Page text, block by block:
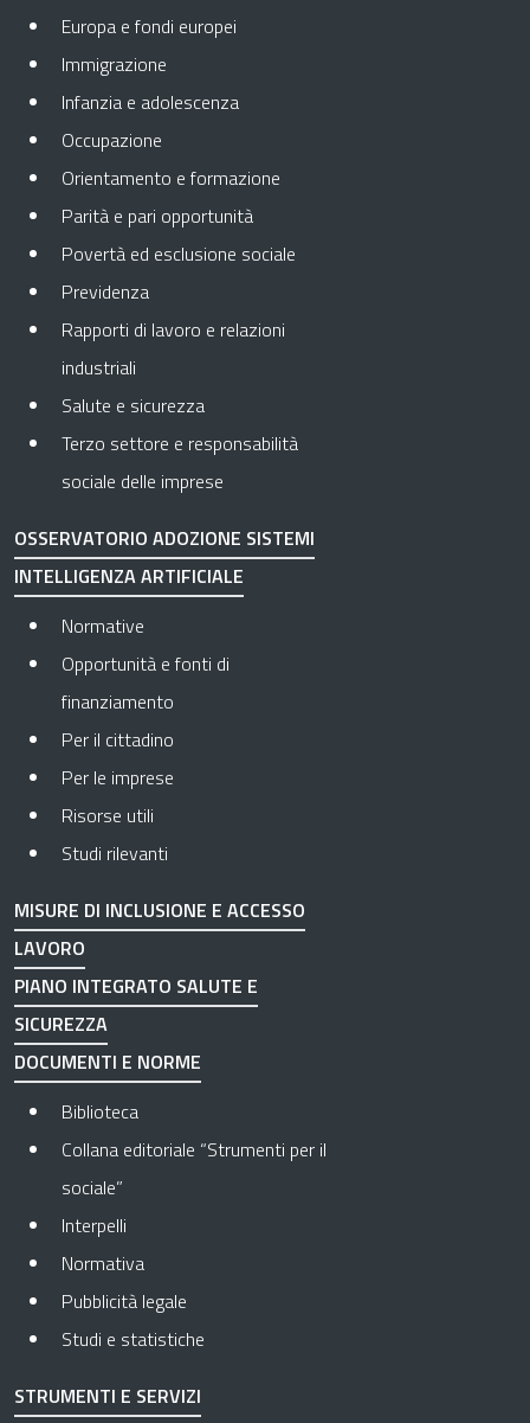
Europa e fondi europei
Immigrazione
Infanzia e adolescenza
Occupazione
Orientamento e formazione
Parità e pari opportunità
Povertà ed esclusione sociale
Previdenza
Rapporti di lavoro e relazioni
industriali
Salute e sicurezza
Terzo settore e responsabilità
sociale delle imprese
OSSERVATORIO ADOZIONE SISTEMI
INTELLIGENZA ARTIFICIALE
Normative
Opportunità e fonti di
finanziamento
Per il cittadino
Per le imprese
Risorse utili
Studi rilevanti
MISURE DI INCLUSIONE E ACCESSO
LAVORO
PIANO INTEGRATO SALUTE E
SICUREZZA
DOCUMENTI E NORME
Biblioteca
Collana editoriale “Strumenti per il
sociale”
Interpelli
Normativa
Pubblicità legale
Studi e statistiche
STRUMENTI E SERVIZI